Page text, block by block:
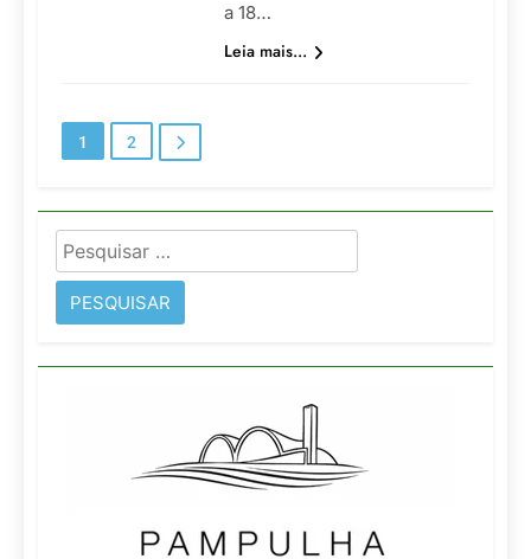
a 18…
Leia mais...
1 2
Pesquisar
por: